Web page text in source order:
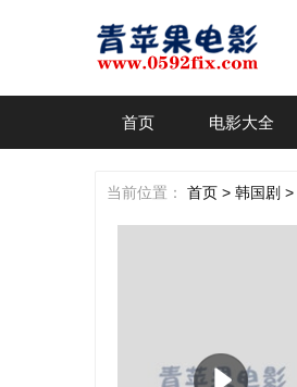
首页 电影大全
当前位置： 首页 > 韩国剧 >